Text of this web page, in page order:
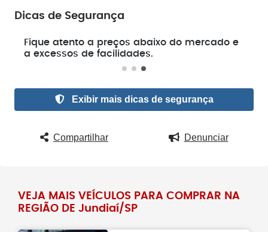
Dicas de Segurança
Fique atento a preços abaixo do mercado e
a excessos de facilidades.
Exibir mais dicas de segurança
Compartilhar Denunciar
VEJA MAIS VEÍCULOS PARA COMPRAR NA
REGIÃO DE Jundiaí/SP